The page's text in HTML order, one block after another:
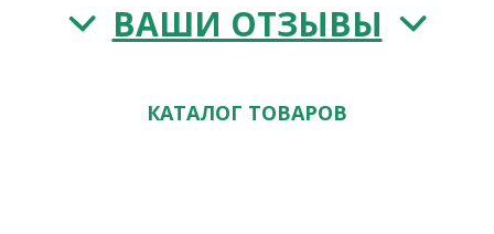
ВАШИ ОТЗЫВЫ
КАТАЛОГ ТОВАРОВ